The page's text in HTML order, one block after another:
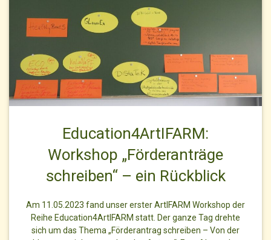
Education4ArtIFARM:
Workshop „Förderanträge
schreiben“ – ein Rückblick
Am 11.05.2023 fand unser erster ArtIFARM Workshop der
Reihe Education4ArtIFARM statt. Der ganze Tag drehte
sich um das Thema „Förderantrag schreiben – Von der